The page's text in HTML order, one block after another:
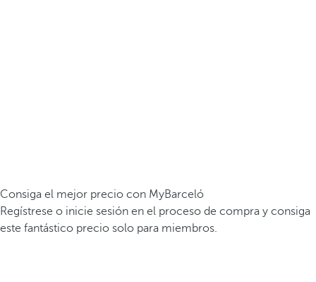
Consiga el mejor precio con MyBarceló
Regístrese o inicie sesión en el proceso de compra y consiga
este fantástico precio solo para miembros.